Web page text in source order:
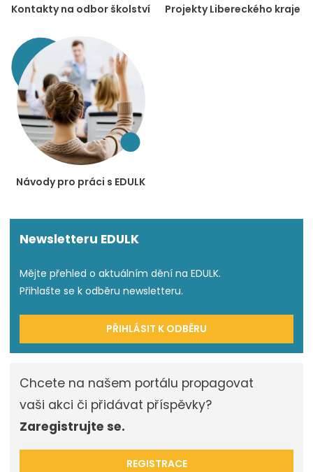
Kontakty na odbor školství Projekty Libereckého kraje
Návody pro práci s EDULK
Newsletteru EDULK
Mějte přehled o aktuálním dění na EDULK.
Přihlašte se k odběru newsletteru.
PŘIHLÁSIT K ODBĚRU
Chcete na našem portálu propagovat
vaši akci či přidávat příspěvky?
Zaregistrujte se.
REGISTRACE